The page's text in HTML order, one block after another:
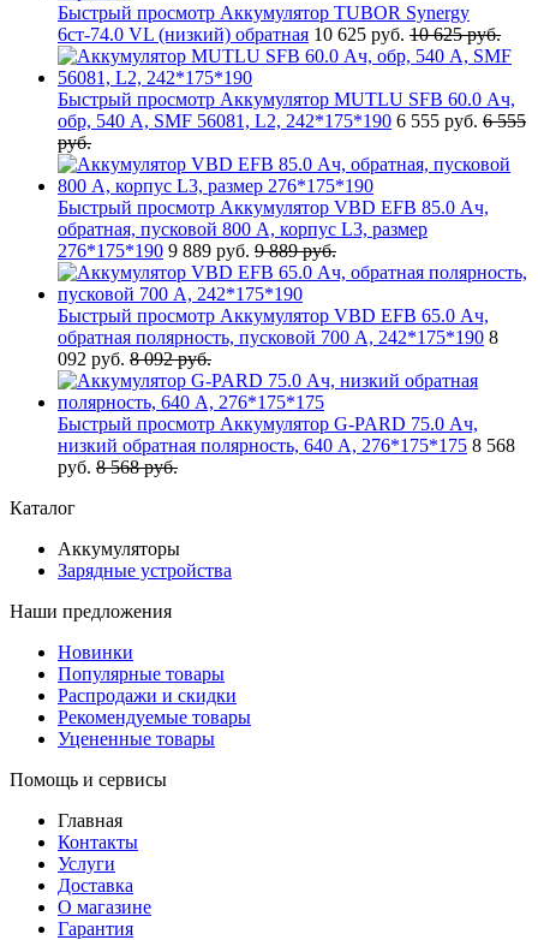
Быстрый просмотр Аккумулятор TUBOR Synergy
6ст-74.0 VL (низкий) обратная 10 625 руб. 10 625 руб.
Быстрый просмотр Аккумулятор MUTLU SFB 60.0 Ач,
обр, 540 А, SMF 56081, L2, 242*175*190 6 555 руб. 6 555
руб.
Быстрый просмотр Аккумулятор VBD EFB 85.0 Ач,
обратная, пусковой 800 А, корпус L3, размер
276*175*190 9 889 руб. 9 889 руб.
Быстрый просмотр Аккумулятор VBD EFB 65.0 Ач,
обратная полярность, пусковой 700 А, 242*175*190 8
092 руб. 8 092 руб.
Быстрый просмотр Аккумулятор G-PARD 75.0 Ач,
низкий обратная полярность, 640 А, 276*175*175 8 568
руб. 8 568 руб.
Каталог
Аккумуляторы
Зарядные устройства
Наши предложения
Новинки
Популярные товары
Распродажи и скидки
Рекомендуемые товары
Уцененные товары
Помощь и сервисы
Главная
Контакты
Услуги
Доставка
О магазине
Гарантия